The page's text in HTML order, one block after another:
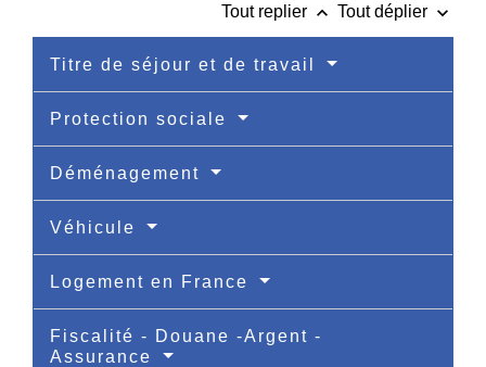
Tout replier keyboard_arrow_up Tout déplier keyboard_arrow_down
Titre de séjour et de travail
Protection sociale
Déménagement
Véhicule
Logement en France
Fiscalité - Douane -Argent -
Assurance